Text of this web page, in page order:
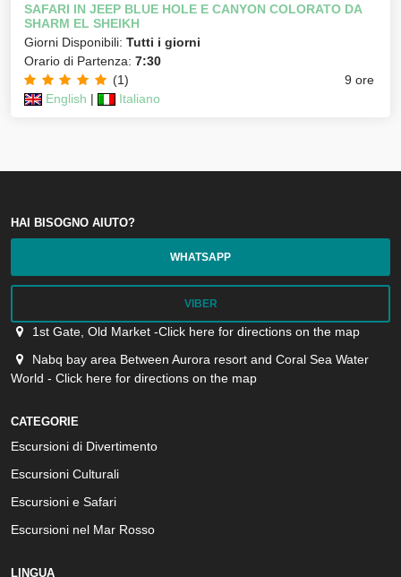
SAFARI IN JEEP BLUE HOLE E CANYON COLORATO DA
SHARM EL SHEIKH
Giorni Disponibili: Tutti i giorni
Orario di Partenza: 7:30
(1)
9 ore
English | Italiano
HAI BISOGNO AIUTO?
WHATSAPP
VIBER
1st Gate, Old Market -Click here for directions on the map
Nabq bay area Between Aurora resort and Coral Sea Water
World - Click here for directions on the map
CATEGORIE
Escursioni di Divertimento
Escursioni Culturali
Escursioni e Safari
Escursioni nel Mar Rosso
LINGUA